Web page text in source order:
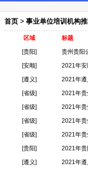
首页 > 事业单位培训机构
区域 标题
[贵阳]
贵州贵阳
[安顺]
2021年安
[遵义]
2021年遵
[省级]
2021年贵
[省级]
2021年贵
[省级]
2021年贵
[省级]
2021年贵
[贵阳]
2021年贵
[遵义]
2021年遵